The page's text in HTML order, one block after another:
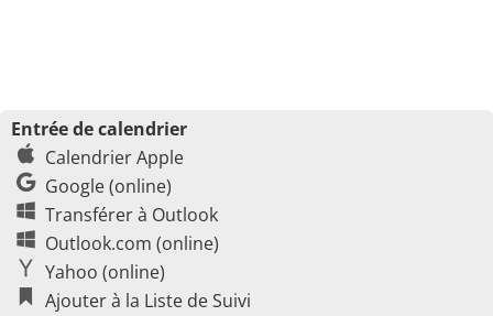
Entrée de calendrier
Calendrier Apple
Google (online)
Transférer à Outlook
Outlook.com (online)
Yahoo (online)
Ajouter à la Liste de Suivi